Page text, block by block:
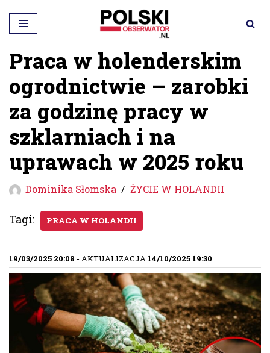
Przejdź
do
treści
Praca w holenderskim
ogrodnictwie – zarobki
za godzinę pracy w
szklarniach i na
uprawach w 2025 roku
Dominika Słomska ŻYCIE W HOLANDII
Tagi: PRACA W HOLANDII
19/03/2025 20:08 - AKTUALIZACJA 14/10/2025 19:30